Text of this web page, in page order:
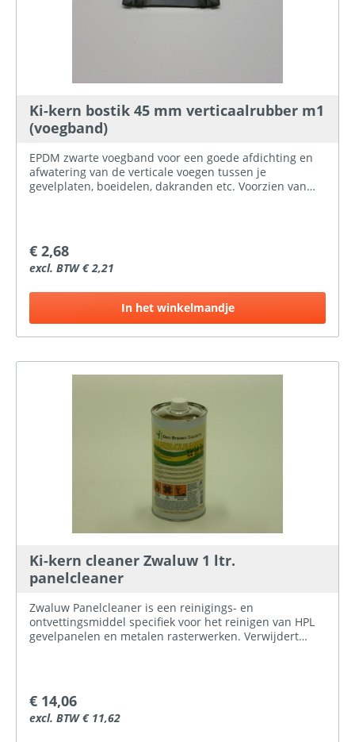
Ki-kern bostik 45 mm verticaalrubber m1
(voegband)
EPDM zwarte voegband voor een goede afdichting en
afwatering van de verticale voegen tussen je
gevelplaten, boeidelen, dakranden etc. Voorzien van
schroeven of verlijming op het regelwerk wordt
bevestigd.
€ 2,68
excl. BTW € 2,21
In het winkelmandje
Ki-kern cleaner Zwaluw 1 ltr.
panelcleaner
Zwaluw Panelcleaner is een reinigings- en
ontvettingsmiddel specifiek voor het reinigen van HPL
gevelpanelen en metalen rasterwerken. Verwijdert
€ 14,06
excl. BTW € 11,62